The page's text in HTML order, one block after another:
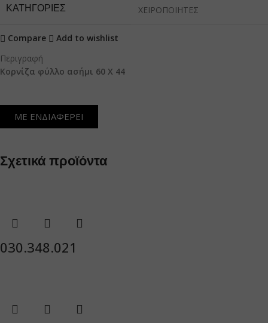
ΚΑΤΗΓΟΡΙΕΣ ΧΕΙΡΟΠΟΙΗΤΕΣ
Compare
Add to wishlist
Περιγραφή
Κορνίζα φύλλο ασήμι 60 Χ 44
ΜΕ ΕΝΔΙΑΦΕΡΕΙ
Σχετικά προϊόντα
030.348.021